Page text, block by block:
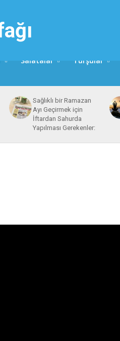
Salatalar Turşular
Sağlıklı bir Ramazan
Ayı Geçirmek için
İftardan Sahurda
Yapılması Gerekenler: